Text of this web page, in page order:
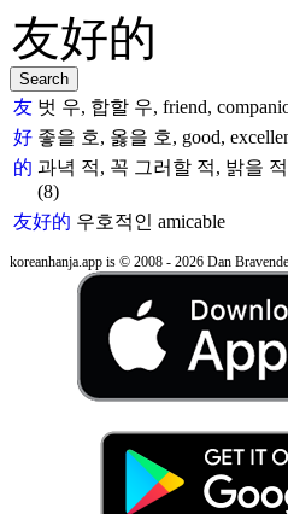
友 벗 우, 합할 우, friend,
好 좋을 호, 옳을 호, good,
的 과녁 적, 꼭 그러할 적, 밝을 적
(8)
友好的 우호적인 amicable
koreanhanja.app is © 2008 - 2026 Dan